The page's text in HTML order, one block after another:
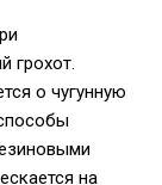
грохот.
о чугунную
на